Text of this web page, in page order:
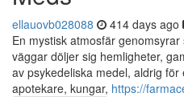
ellauovb028088 414 days ago
En mystisk atmosfär
väggar döljer sig hemligheter,
av psykedeliska medel, aldrig
apotekare, kungar, https://